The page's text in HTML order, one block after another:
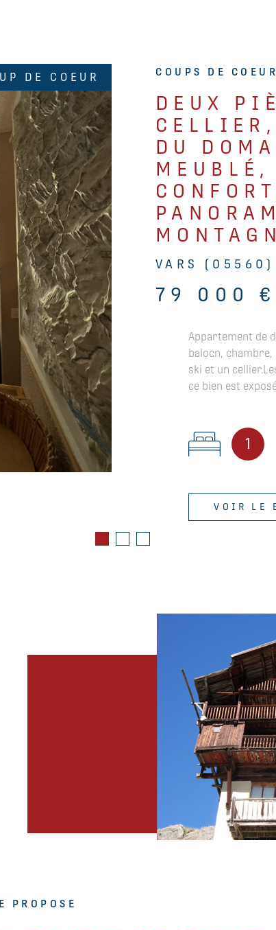
DE COEUR COUPS DE
DEUX
DU
MEUBLÉ,
VARS (05560)
79 000 €
Appartement de
balocn,
ski et un
ce bien est
1
VOIR LE
PROPOSE